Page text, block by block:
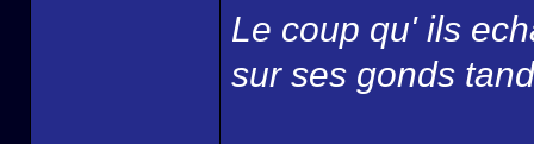
Le coup qu' ils
sur ses gonds